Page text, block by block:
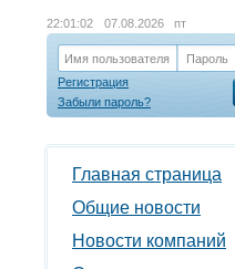
22:01:03 07.08.2026 пт
Имя пользователя
Пароль
Регистрация
Забыли пароль?
Главная страница
Общие новости
Новости компаний